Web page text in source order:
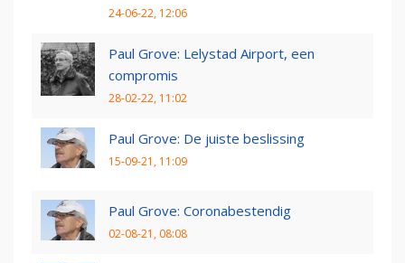
24-06-22, 12:06
Paul Grove: Lelystad Airport, een
compromis
28-02-22, 11:02
Paul Grove: De juiste beslissing
15-09-21, 11:09
Paul Grove: Coronabestendig
02-08-21, 08:08